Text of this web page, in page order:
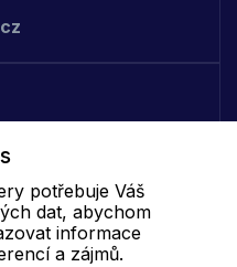
informace|Ochrana osobních
potřebuje Váš
dat, abychom
informace
a zájmů.